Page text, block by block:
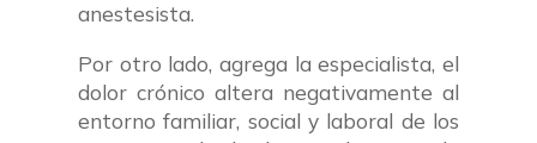
anestesista.
Por otro lado, agrega la especialista, el
dolor crónico altera negativamente al
entorno familiar, social y laboral de los